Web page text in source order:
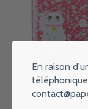
En raison